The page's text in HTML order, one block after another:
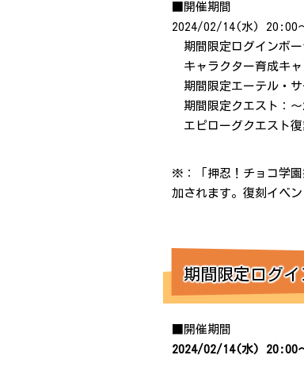
■開催期間
2024/02/14(水) 20:00
期間限定ログインボ
キャラクター育成キ
期間限定エーテル・
期間限定クエスト：
エピローグクエスト
※：「押忍！チョコ学
加されます。復刻イベ
期間限定ログ
■開催期間
2024/02/14(水) 20:00